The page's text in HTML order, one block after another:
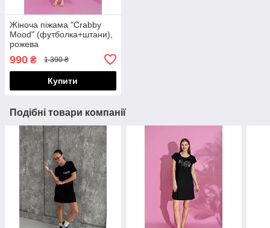
Жіноча піжама "Crabby
Mood" (футболка+штани),
рожева
990 ₴ 1 390 ₴
Купити
Подібні товари компанії